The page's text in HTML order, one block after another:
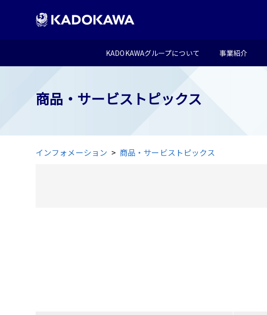
KADOKAWAグループについて 事業紹介
商品・サービストピックス
インフォメーション 商品・サービストピックス